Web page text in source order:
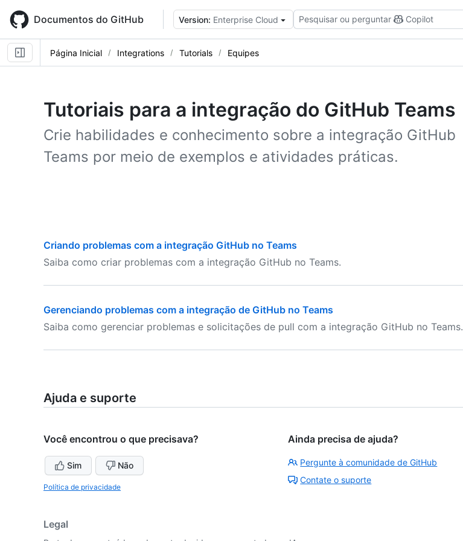
main
content
Documentos do GitHub Version: Enterprise Cloud Pesquisar ou perguntar Copilot
Página Inicial Integrations Tutorials Equipes
Tutoriais para a integração do GitHub Teams
Crie habilidades e conhecimento sobre a integração GitHub
Teams por meio de exemplos e atividades práticas.
Criando problemas com a integração GitHub no Teams
Saiba como criar problemas com a integração GitHub no Teams.
Gerenciando problemas com a integração de GitHub no Teams
Saiba como gerenciar problemas e solicitações de pull com a integração GitHub no Teams.
Ajuda e suporte
Você encontrou o que precisava?
Sim Não
Política de privacidade
Ainda precisa de ajuda?
Pergunte à comunidade de GitHub
Contate o suporte
Legal